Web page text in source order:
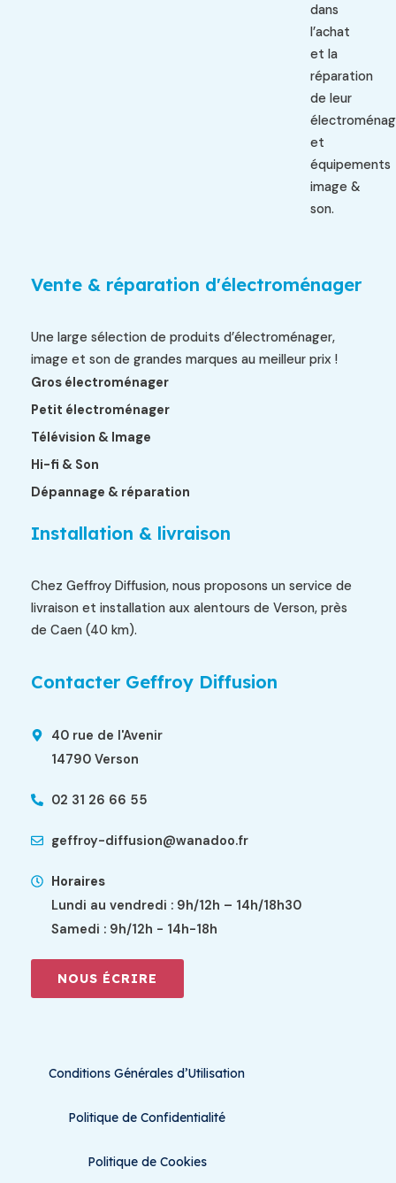
dans
l’achat
et la
réparation
de leur
et
équipements
image &
son.
Vente & réparation d'électroménager
Une large sélection de produits d’électroménager,
image et son de grandes marques au meilleur prix !
Gros électroménager
Petit électroménager
Télévision & Image
Hi-fi & Son
Dépannage & réparation
Installation & livraison
Chez Geffroy Diffusion, nous proposons un service de
livraison et installation aux alentours de Verson, près
de Caen (40 km).
Contacter Geffroy Diffusion
40 rue de l'Avenir
14790 Verson
02 31 26 66 55
geffroy-diffusion@wanadoo.fr
Horaires
Lundi au vendredi : 9h/12h – 14h/18h30
Samedi : 9h/12h - 14h-18h
NOUS ÉCRIRE
Conditions Générales d’Utilisation
Politique de Confidentialité
Politique de Cookies